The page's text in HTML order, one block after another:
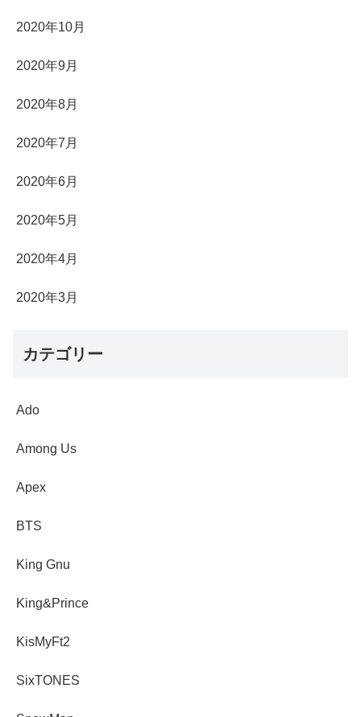
2020年10月
2020年9月
2020年8月
2020年7月
2020年6月
2020年5月
2020年4月
2020年3月
カテゴリー
Ado
Among Us
Apex
BTS
King Gnu
King&Prince
KisMyFt2
SixTONES